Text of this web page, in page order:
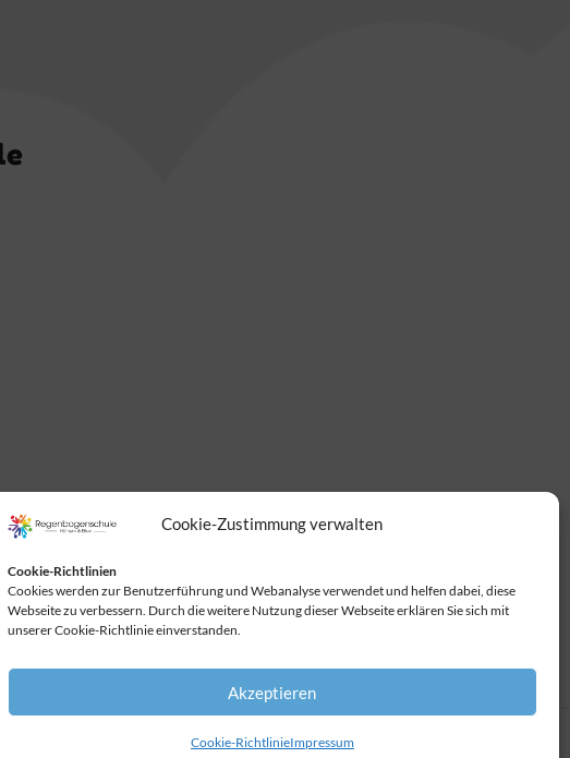
Cookie-Zustimmung verwalten
Cookie-Richtlinien
Cookies werden zur Benutzerführung und Webanalyse verwendet und helfen dabei, diese
Webseite zu verbessern. Durch die weitere Nutzung dieser Webseite erklären Sie sich mit
unserer Cookie-Richtlinie einverstanden.
Akzeptieren
Cookie-RichtlinieImpressum
Impressum